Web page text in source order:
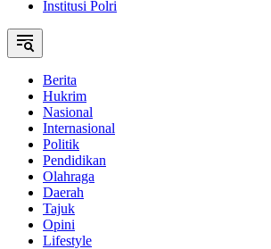
Institusi Polri
Berita
Hukrim
Nasional
Internasional
Politik
Pendidikan
Olahraga
Daerah
Tajuk
Opini
Lifestyle